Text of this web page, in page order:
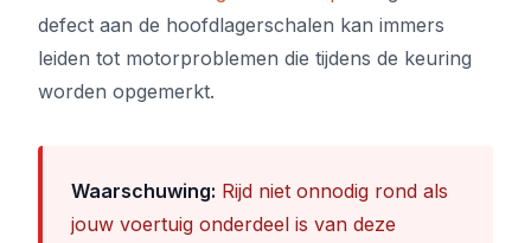
defect aan de hoofdlagerschalen kan immers
leiden tot motorproblemen die tijdens de keuring
worden opgemerkt.
Waarschuwing: Rijd niet onnodig rond als
jouw voertuig onderdeel is van deze